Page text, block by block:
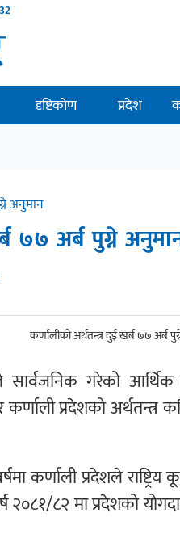
दृष्टिकोण प्रदेश
अनुमान
७७ अर्ब पुग्ने
सार्वजनिक गरेको
प्रदेशको
कर्णाली प्रदेशले राष्ट्रिय
२०८१/८२ मा प्रदेशको